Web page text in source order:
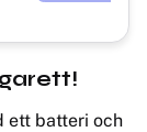
ett batteri och